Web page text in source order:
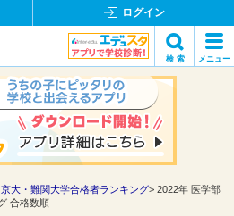
ログイン
検 索 メニュー
検索
大・難関大学合格者ランキング
2022年 医学部
合格数順